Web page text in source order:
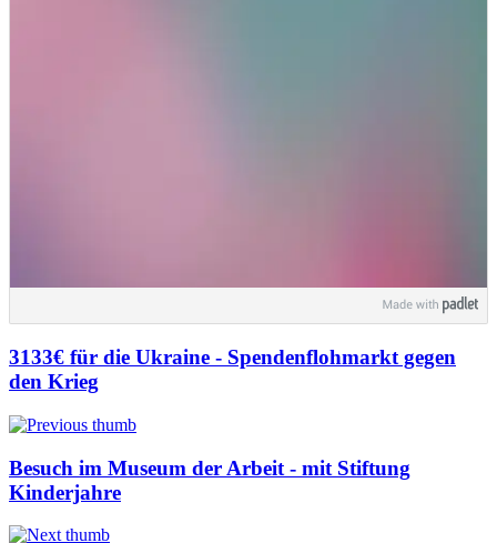
3133€ für die Ukraine - Spendenflohmarkt gegen
den Krieg
Besuch im Museum der Arbeit - mit Stiftung
Kinderjahre